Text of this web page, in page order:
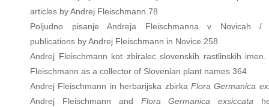
articles by Andrej Fleischmann 78
Poljudno pisanje Andreja Fleischmanna v Novicah /
publications by Andrej Fleischmann in Novice 258
Andrej Fleischmann kot zbiralec slovenskih rastlinskih
Fleischmann as a collector of Slovenian plant names 364
Andrej Fleischmann in herbarijska zbirka Flora Germanica
Andrej Fleischmann and Flora Germanica exsiccata